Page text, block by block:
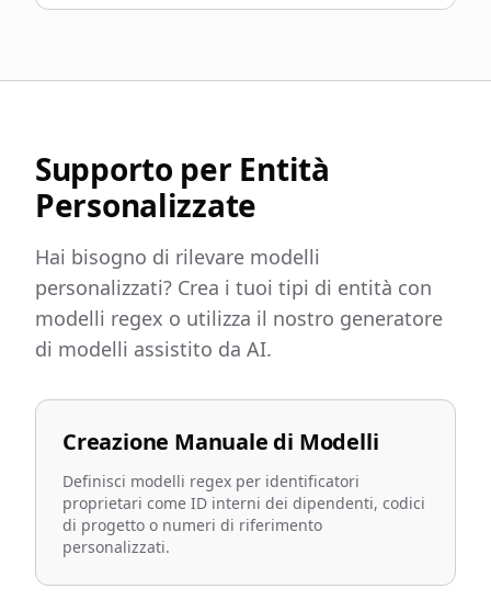
Supporto per Entità
Personalizzate
Hai bisogno di rilevare modelli
personalizzati? Crea i tuoi tipi di entità con
modelli regex o utilizza il nostro generatore
di modelli assistito da AI.
Creazione Manuale di Modelli
Definisci modelli regex per identificatori
proprietari come ID interni dei dipendenti, codici
di progetto o numeri di riferimento
personalizzati.